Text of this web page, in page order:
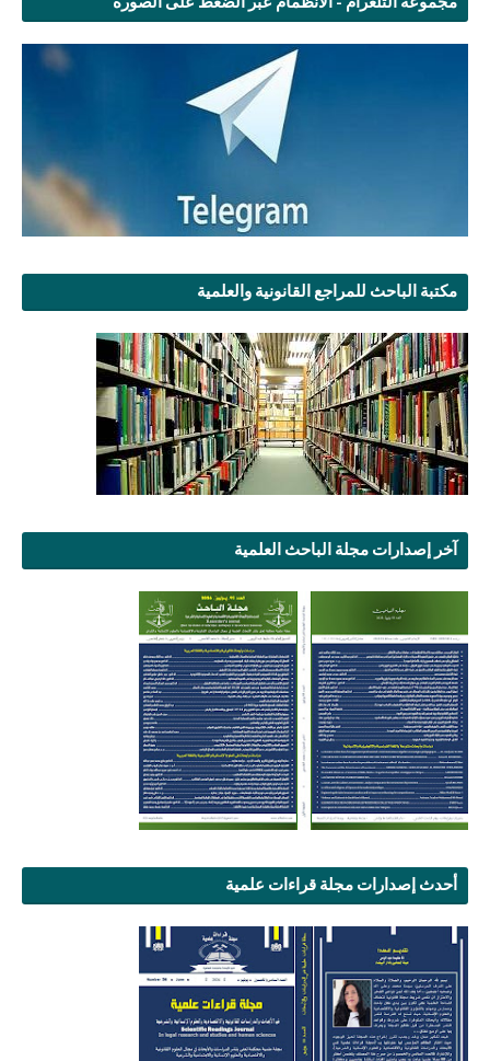
مكتبة الباحث للمراجع القانونية والعلمية
آخر إصدارات مجلة الباحث العلمية
أحدث إصدارات مجلة قراءات علمية